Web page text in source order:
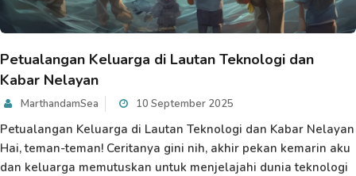
Petualangan Keluarga di Lautan Teknologi dan
Kabar Nelayan
MarthandamSea 10 September 2025
Petualangan Keluarga di Lautan Teknologi dan Kabar Nelayan
Hai, teman-teman! Ceritanya gini nih, akhir pekan kemarin aku
dan keluarga memutuskan untuk menjelajahi dunia teknologi